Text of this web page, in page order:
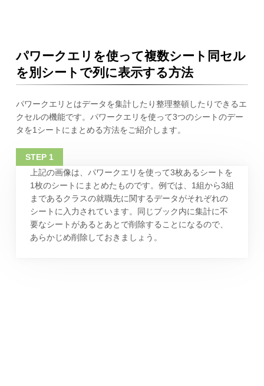
パワークエリを使って複数シート同セル
を別シートで列に表示する方法
パワークエリとはデータを集計したり整理整頓したりできるエ
クセルの機能です。パワークエリを使って3つのシートのデー
タを1シートにまとめる方法をご紹介します。
上記の画像は、パワークエリを使って3枚あるシートを
1枚のシートにまとめたものです。例では、1組から3組
まであるクラスの就職先に関するデータがそれぞれの
シートに入力されています。同じブック内に集計に不
要なシートがあるとあとで削除することになるので、
あらかじめ削除しておきましょう。